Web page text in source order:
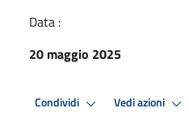
Data :
20 maggio 2025
Condividi Vedi azioni